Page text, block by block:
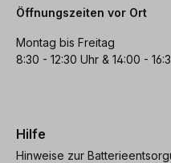
Öffnungszeiten vor Ort
Montag bis Freitag
8:30 - 12:30 Uhr & 14:00 -
Hilfe
Hinweise zur